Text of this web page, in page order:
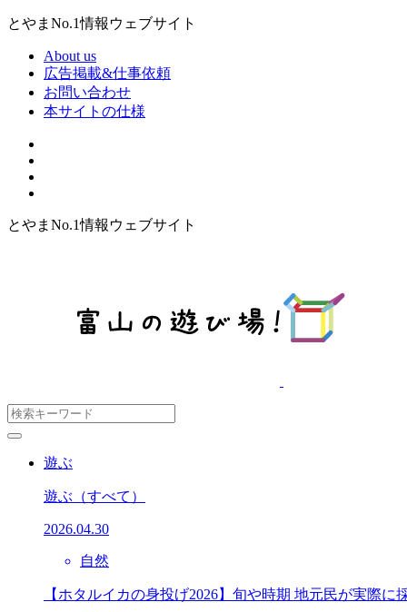
とやまNo.1情報ウェブサイト
About us
広告掲載&仕事依頼
お問い合わせ
本サイトの仕様
とやまNo.1情報ウェブサイト
遊ぶ
遊ぶ （すべて）
2026.04.30
自然
【ホタルイカの身投げ2026】旬や時期 地元民が実際に